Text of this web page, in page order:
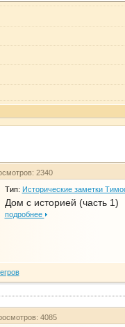
2340
Тип: Исторические заметки
Дом с историей (часть 1)
подробнее
4085